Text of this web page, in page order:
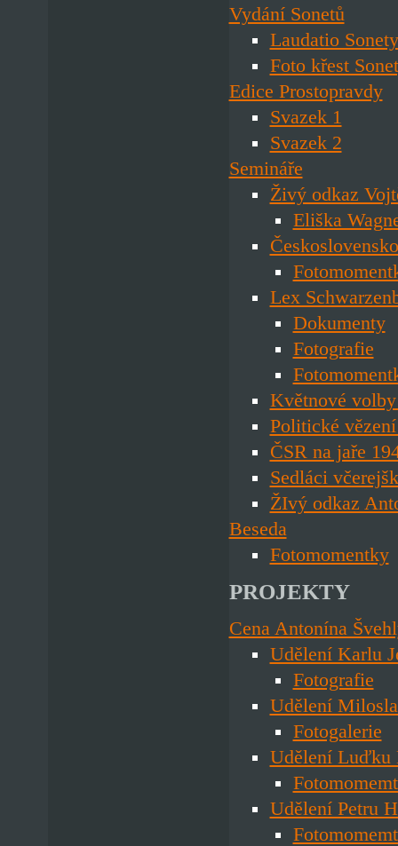
Vydání Sonetů
Laudatio
Foto křest
Edice Prostopravdy
Svazek 1
Svazek 2
Semináře
Živý odkaz
Eliška
Lex
Dokumenty
Fotografie
Květnové
Politické
ČSR na jaře
Sedláci
ŽIvý odkaz
Beseda
Fotomomentky
PROJEKTY
Cena Antonína
Udělení Karlu
Fotografie
Udělení
Fotogalerie
Udělení Luďku
Udělení Petru